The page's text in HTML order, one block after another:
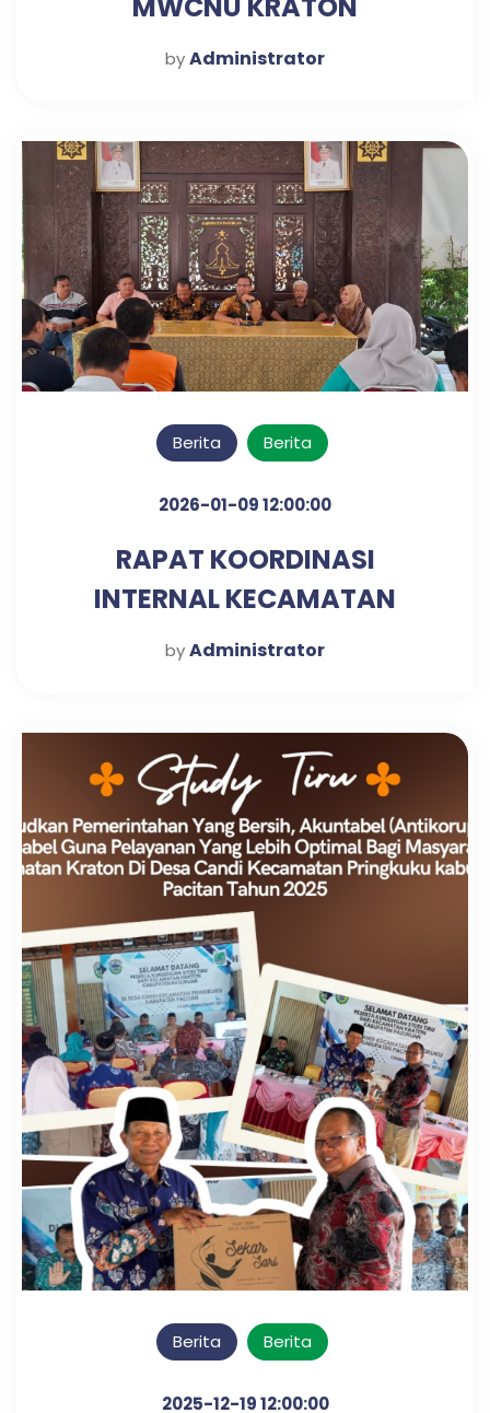
byAdministrator
Berita Berita
2026-01-09 12:00:00
RAPAT KOORDINASI
INTERNAL KECAMATAN
KRATON UNTUK PENGUATAN
byAdministrator
Berita Berita
2025-12-19 12:00:00